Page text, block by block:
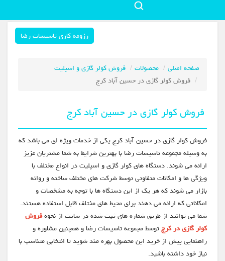
رزومه کاری تاسیسات رضا
صفحه اصلی محصولات
فروش کولر گازی و اسپلیت
فروش کولر گازی در حسین آباد کرج
فروش کولر گازی در حسین آباد کرج
فروش کولر گازی در حسین آباد کرج یکی از خدمات ویژه ای می باشد که
به وسیله مجموعه تاسیسات رضا با بهترین شرایط به شما مشتریان عزیز
ارائه می شوند. دستگاه های کولر گازی و اسپلیت در انواع مختلف با
ویژگی ها و امکانات متفاوتی توسط شرکت های مختلف ساخته و روانه
بازار می شوند که هر یک از این دستگاه ها با توجه به مشخصات و
امکاناتی که ارائه می دهند برای محیط های مختلف قابل استفاده هستند.
شما می توانید از طریق شماره های ثبت شده در سایت از نحوهفروش
کولر گازی در کرجتوسط مجموعه تاسیسات رضا و همچنین مشاوره و
راهنمایی پیش از خرید این محصول بهره مند شوید تا انتخابی متناسب با
نیاز خود داشته باشید.